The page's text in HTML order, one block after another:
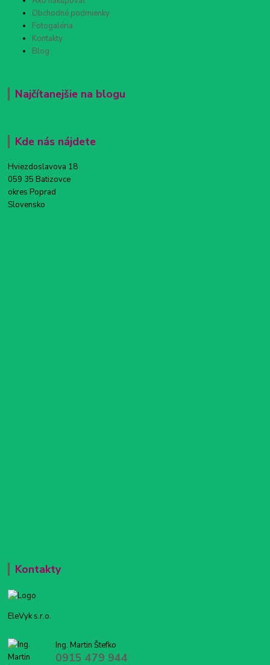
Obchodné podmienky
Fotogaléria
Kontakty
Blog
Najčítanejšie na blogu
Kde nás nájdete
Hviezdoslavova 18
059 35 Batizovce
okres Poprad
Slovensko
Kontakty
EleVyk s.r.o.
Ing. Martin Štefko
0915 479 944